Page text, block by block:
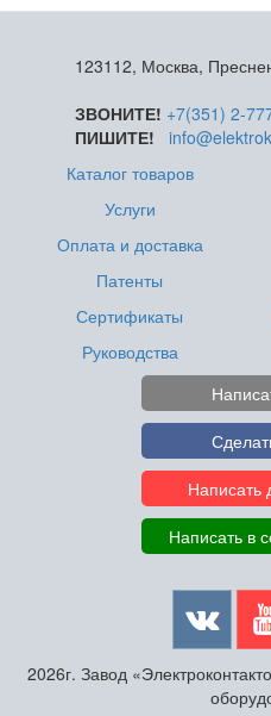
123112, Москва,
ЗВОНИТЕ! +7(351) 2-
ПИШИТЕ!
Каталог товаров
Услуги
Оплата и доставка
Патенты
Сертификаты
Руководства
Написать
Написать в
2026г. Завод